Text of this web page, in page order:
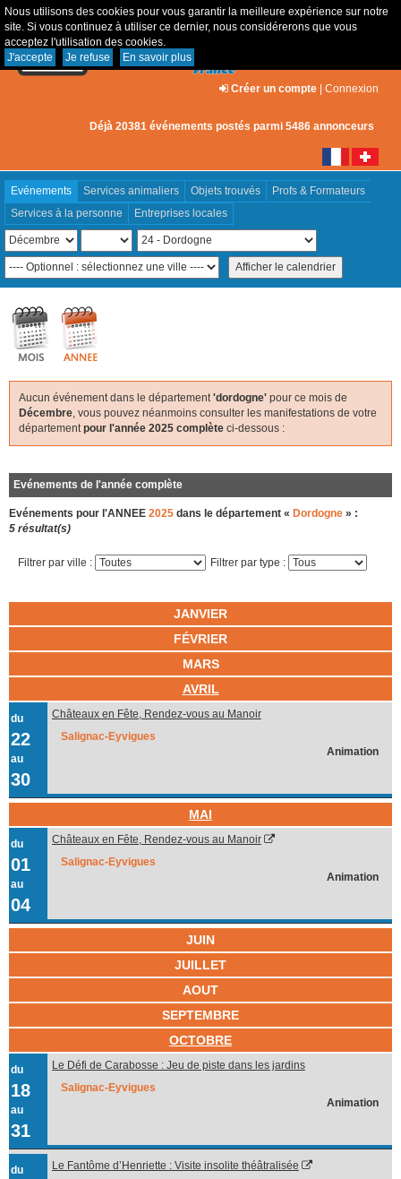
Nous utilisons des cookies pour vous garantir la meilleure expérience sur notre
site. Si vous continuez à utiliser ce dernier, nous considérerons que vous
acceptez l'utilisation des cookies.
J'accepte
Je refuse En savoir plus
Créer un compte | Connexion
Déjà 20381 événements postés parmi 5486 annonceurs
Evénements Services animaliers Objets trouvés
Profs & Formateurs
Services à la personne
Entreprises locales
Aucun événement dans le département 'dordogne' pour ce mois de
Décembre , vous pouvez néanmoins consulter les manifestations de votre
département pour l'année 2025 complète ci-dessous :
Evénements de l'année complète
Evénements pour l'ANNEE 2025 dans le département « Dordogne » :
5 résultat(s)
Filtrer par ville : Filtrer par type :
JANVIER
FÉVRIER
MARS
AVRIL
du
22
au
30
Châteaux en Fête, Rendez-vous au Manoir
Salignac-Eyvigues
Animation
MAI
du
01
au
04
Châteaux en Fête, Rendez-vous au Manoir
Salignac-Eyvigues
Animation
JUIN
JUILLET
AOUT
SEPTEMBRE
OCTOBRE
du
18
au
31
Le Défi de Carabosse : Jeu de piste dans les jardins
Salignac-Eyvigues
Animation
du
Le Fantôme d’Henriette : Visite insolite théâtralisée